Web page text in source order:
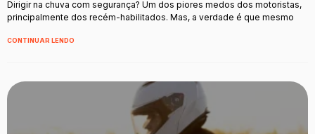
Dirigir na chuva com segurança? Um dos piores medos dos motoristas,
principalmente dos recém-habilitados. Mas, a verdade é que mesmo
CONTINUAR LENDO